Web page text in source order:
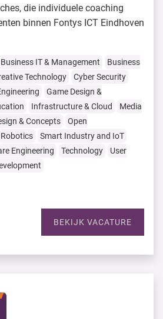
die individuele coaching
binnen Fontys ICT Eindhoven
Business IT & Management
Business
Technology
Cyber Security
Game Design &
Infrastructure & Cloud
Media
& Concepts
Open
Robotics
Smart Industry and IoT
Engineering Technology
User
BEKIJK VACATURE